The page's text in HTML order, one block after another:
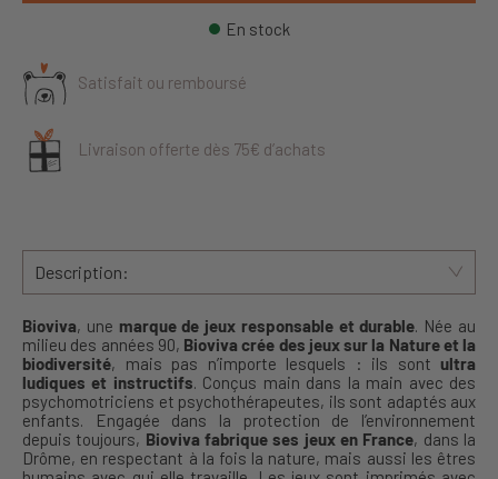
En stock
Satisfait ou remboursé
Livraison offerte dès 75€ d’achats
Description:
Bioviva, une marque de jeux responsable et durable. Née au
milieu des années 90, Bioviva crée des jeux sur la Nature et la
biodiversité, mais pas n’importe lesquels : ils sont ultra
ludiques et instructifs. Conçus main dans la main avec des
psychomotriciens et psychothérapeutes, ils sont adaptés aux
enfants. Engagée dans la protection de l’environnement
depuis toujours, Bioviva fabrique ses jeux en France, dans la
Drôme, en respectant à la fois la nature, mais aussi les êtres